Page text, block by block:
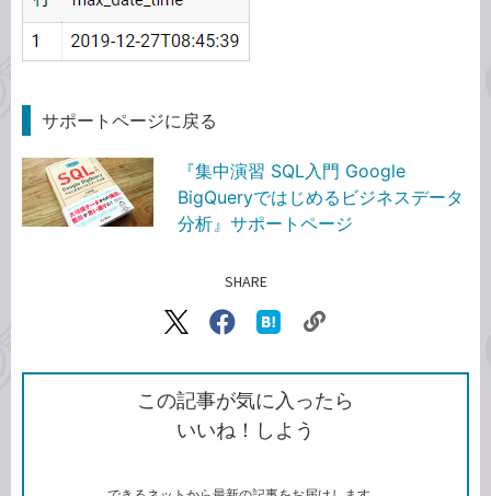
サポートページに戻る
『集中演習 SQL入門 Google
BigQueryではじめるビジネスデータ
分析』サポートページ
SHARE
X（旧
で
シ
ェ
ア
Facebook
シ
ェ
ア
な
ブ
ッ
ク
ク
ク
を
コ
この記事が気に入ったら
いいね！しよう